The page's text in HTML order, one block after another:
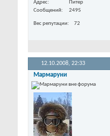
Адрес
Питер
Сообщений
2495
Вес репутации 72
12.10.2008, 22:33
Мармаруни